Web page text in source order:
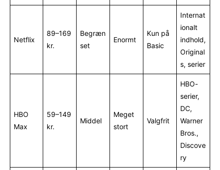
Netflix
89–169
kr.
Begræn
set
Enormt
Kun på
Basic
Internat
ionalt
indhold,
Original
s, serier
HBO
Max
59–149
kr.
Middel
Meget
stort
Valgfrit
HBO-
serier,
DC,
Warner
Bros.,
Discove
ry